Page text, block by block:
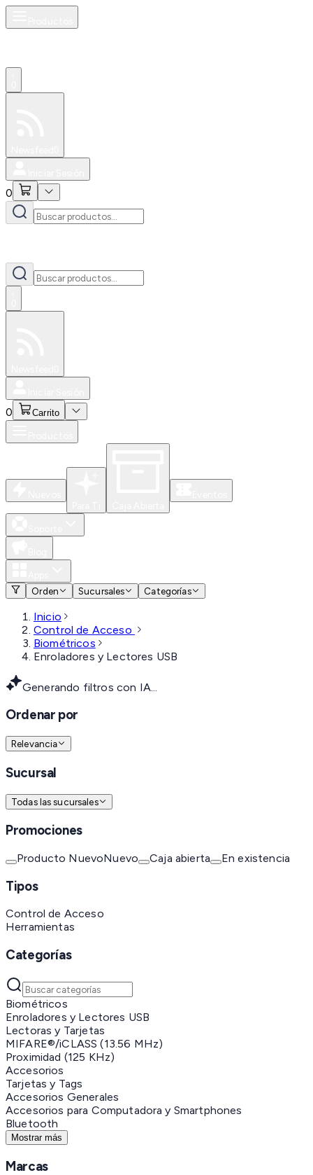
0
0 Carrito
Orden
Sucursales Categorías
Inicio
Control de Acceso
Biométricos
Enroladores y Lectores USB
Generando filtros con IA...
Ordenar por
Relevancia
Sucursal
Todas las sucursales
Promociones
Producto NuevoNuevo Caja abierta En existencia
Tipos
Control de Acceso
Herramientas
Categorías
Biométricos
Enroladores y Lectores USB
Lectoras y Tarjetas
MIFARE®/iCLASS (13.56 MHz)
Proximidad (125 KHz)
Accesorios
Tarjetas y Tags
Accesorios Generales
Accesorios para Computadora y Smartphones
Bluetooth
Mostrar más
Marcas